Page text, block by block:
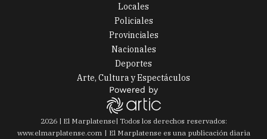
Locales
Policiales
Provinciales
Nacionales
Deportes
Arte, Cultura y Espectáculos
2026| El Marplatense| Todos los derechos reservados:
www.elmarplatense.com
El Marplatense es una publicación diaria